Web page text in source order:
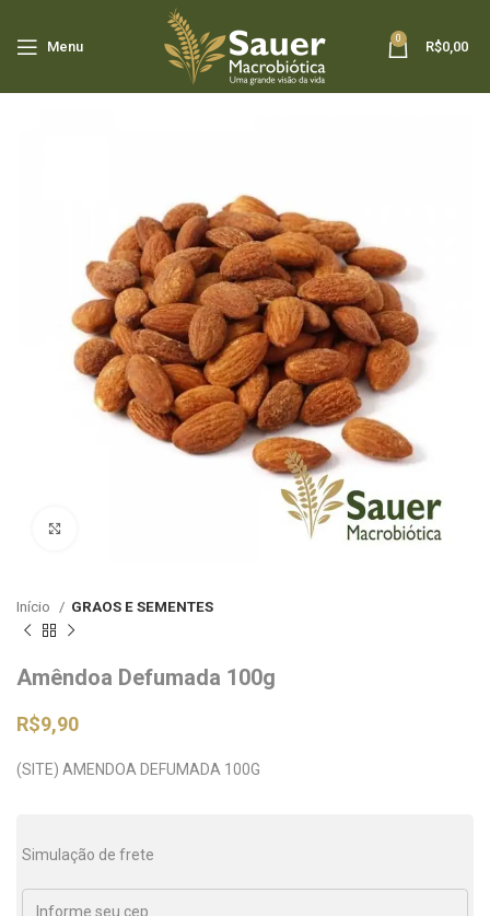
Menu
0
R$0,00
Início GRAOS E SEMENTES
Amêndoa Defumada 100g
R$9,90
(SITE) AMENDOA DEFUMADA 100G
Simulação de frete